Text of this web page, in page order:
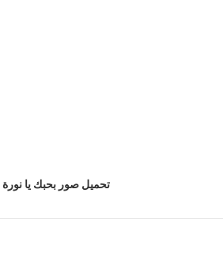
تحميل صور بحبك يا نورة